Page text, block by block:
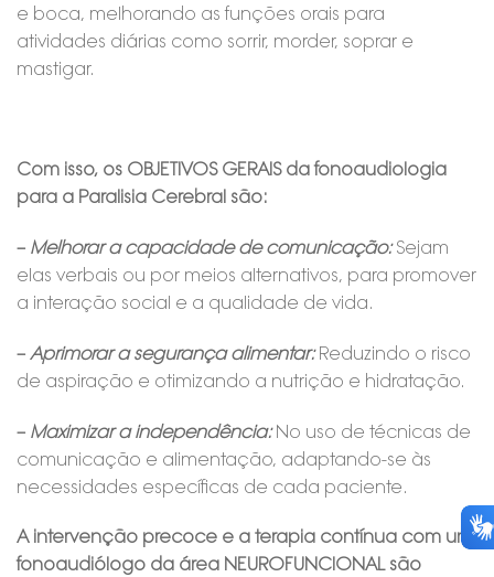
e boca, melhorando as funções orais para
atividades diárias como sorrir, morder, soprar e
mastigar.
Com isso, os OBJETIVOS GERAIS da fonoaudiologia
para a Paralisia Cerebral são:
– Melhorar a capacidade de comunicação:Sejam
elas verbais ou por meios alternativos, para promover
a interação social e a qualidade de vida.
– Aprimorar a segurança alimentar: Reduzindo o risco
de aspiração e otimizando a nutrição e hidratação.
– Maximizar a independência:No uso de técnicas de
comunicação e alimentação, adaptando-se às
necessidades específicas de cada paciente.
A intervenção precoce e a terapia contínua com um
fonoaudiólogo da área NEUROFUNCIONAL são